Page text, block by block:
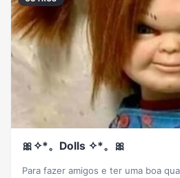
🎀✧⁠*⁠。Dolls ✧⁠*⁠。🎀
Para fazer amigos e ter uma boa